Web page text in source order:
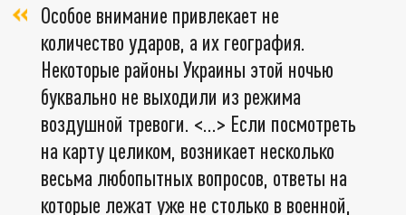
Особое внимание привлекает не
количество ударов, а их география.
Некоторые районы Украины этой ночью
буквально не выходили из режима
воздушной тревоги. <…> Если посмотреть
на карту целиком, возникает несколько
весьма любопытных вопросов, ответы на
которые лежат уже не столько в военной,